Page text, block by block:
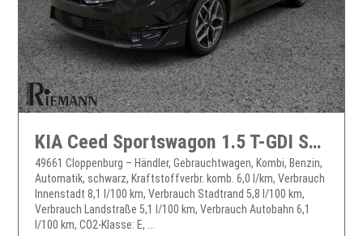
KIA Ceed Sportswagon 1.5 T-GDI Spirit + JBL Soundsystem
49661 Cloppenburg – Händler, Gebrauchtwagen, Kombi, Benzin,
Automatik, schwarz, Kraftstoffverbr. komb. 6,0 l/km, Verbrauch
Innenstadt 8,1 l/100 km, Verbrauch Stadtrand 5,8 l/100 km,
Verbrauch Landstraße 5,1 l/100 km, Verbrauch Autobahn 6,1
l/100 km, CO2-Klasse: E, ...